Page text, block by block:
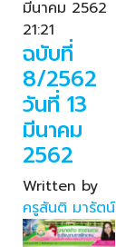
มีนาคม 2562
21:21
ฉบับที่
8/2562
วันที่ 13
มีนาคม
2562
Written by
ครูสันติ มารัตน์